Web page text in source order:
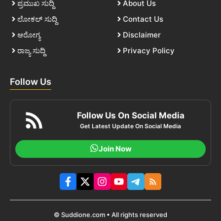
ಪ್ರಮುಖ ಸುದ್ದಿ
ಲೋಕಲ್ ಸುದ್ದಿ
ಆರೋಗ್ಯ
ರಾಜ್ಯ ಸುದ್ದಿ
About Us
Contact Us
Disclaimer
Privacy Policy
Follow Us
Follow Us On Social Media
Get Latest Update On Social Media
Join Now
© Suddione.com • All rights reserved